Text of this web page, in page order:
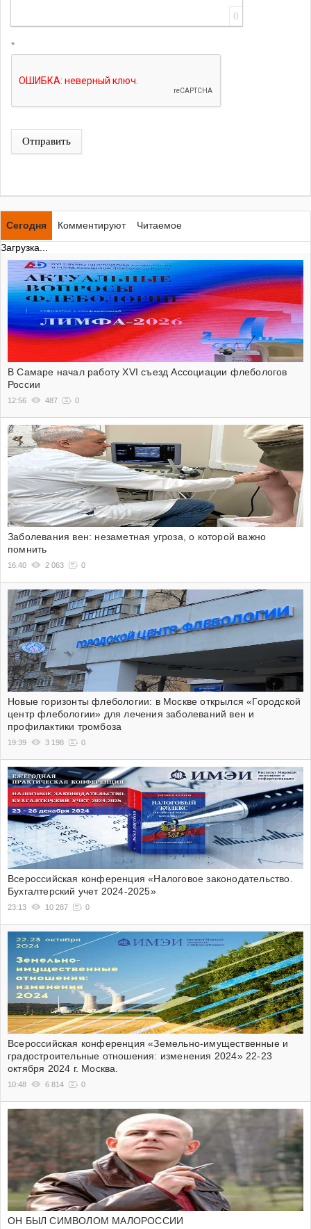
0
*
Отправить
Сегодня Комментируют
Читаемое
Загрузка...
В Самаре начал работу XVI съезд Ассоциации флебологов
России
12:56 487 0
Заболевания вен: незаметная угроза, о которой важно
помнить
16:40 2 063 0
Новые горизонты флебологии: в Москве открылся «Городской
центр флебологии» для лечения заболеваний вен и
профилактики тромбоза
19:39 3 198 0
Всероссийская конференция «Налоговое законодательство.
Бухгалтерский учет 2024-2025»
23:13 10 287 0
Всероссийская конференция «Земельно-имущественные и
градостроительные отношения: изменения 2024» 22-23
октября 2024 г. Москва.
10:48 6 814 0
ОН БЫЛ СИМВОЛОМ МАЛОРОССИИ